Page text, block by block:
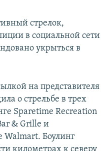
стрелок,
в социальной сети
укрыться в
на представителя
о стрельбе в трех
Sparetime Recreation
& Grille и
Walmart. Боулинг